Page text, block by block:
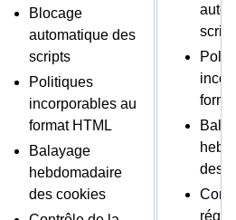
Blocage
automatique des
scripts
Politiques
incorporables au
format HTML
Balayage
hebdomadaire
des cookies
des